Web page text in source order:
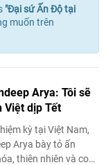
"Đại sứ Ấn Độ tại
muốn trên
Arya: Tôi sẽ
Việt dịp Tết
kỳ tại Việt Nam,
Arya bày tỏ ấn
thiên nhiên và con